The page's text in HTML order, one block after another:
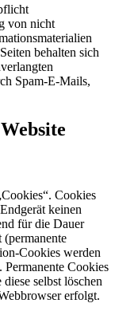
von nicht
behalten sich
Spam-E-Mails,
Cookies
keinen
für die Dauer
(permanente
Cookies werden
Permanente Cookies
selbst löschen
erfolgt.